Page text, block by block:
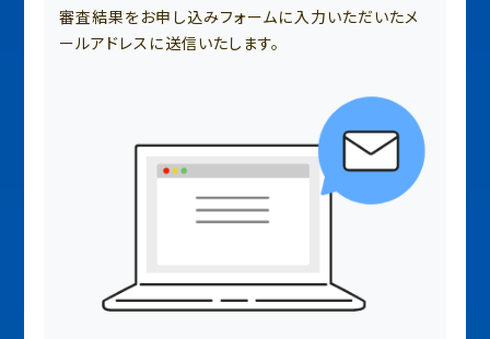
審査結果をお申し込みフォームに入力いただいたメ
ールアドレスに送信いたします。